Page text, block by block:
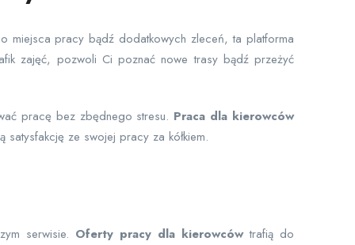
miejsca pracy bądź dodatkowych zleceń, ta platforma
zajęć, pozwoli Ci poznać nowe trasy bądź przeżyć
pracę bez zbędnego stresu. Praca dla kierowców
ze swojej pracy za kółkiem.
serwisie. Oferty pracy dla kierowcówtrafią do